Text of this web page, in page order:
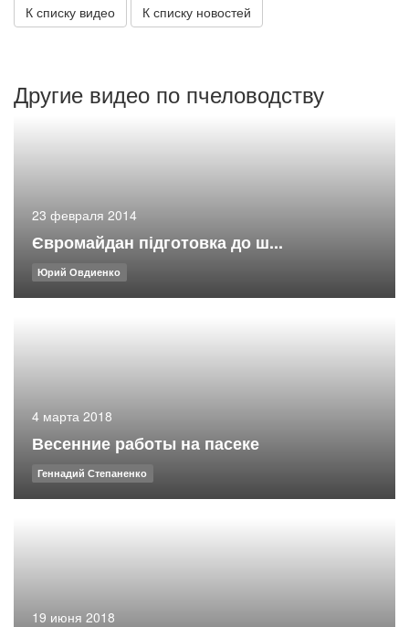
К списку видео К списку новостей
Другие видео по пчеловодству
23 февраля 2014
Євромайдан підготовка до ш...
Юрий Овдиенко
4 марта 2018
Весенние работы на пасеке
Геннадий Степаненко
19 июня 2018